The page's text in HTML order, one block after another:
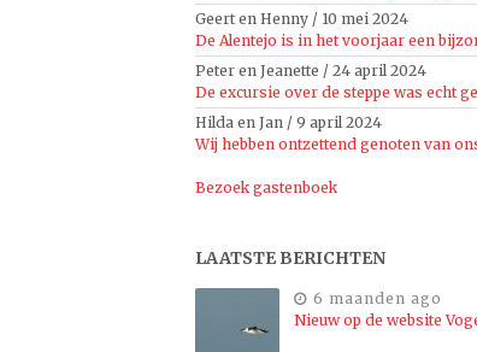
Geert en Henny / 10 mei 2024
De Alentejo is in het voorjaar een
Peter en Jeanette / 24 april 2024
De excursie over de steppe was echt
Hilda en Jan / 9 april 2024
Wij hebben ontzettend genoten van
Bezoek gastenboek
LAATSTE BERICHTEN
6 maanden ago
Nieuw op de website